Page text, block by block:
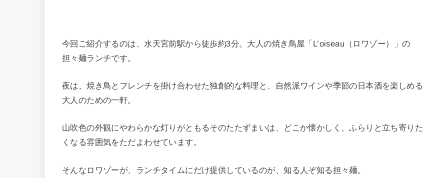
今回ご紹介するのは、水天宮前駅から徒歩約3分。大人の焼き鳥屋「L’oiseau（ロワゾー）」の
担々麺ランチです。
夜は、焼き鳥とフレンチを掛け合わせた独創的な料理と、自然派ワインや季節の日本酒を楽しめる
大人のための一軒。
山吹色の外観にやわらかな灯りがともるそのたたずまいは、どこか懐かしく、ふらりと立ち寄りた
くなる雰囲気をただよわせています。
そんなロワゾーが、ランチタイムにだけ提供しているのが、知る人ぞ知る担々麺。